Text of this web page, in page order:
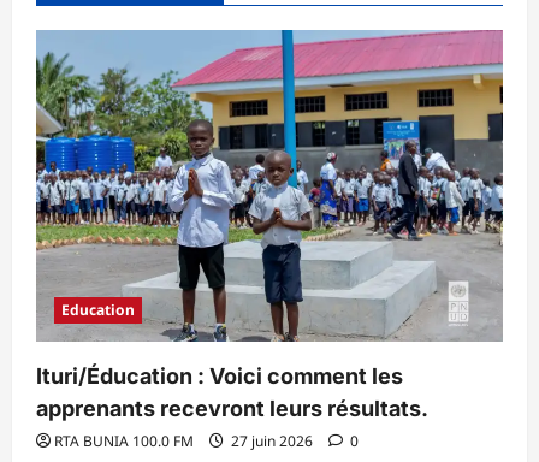
Education
Ituri/Éducation : Voici comment les
apprenants recevront leurs résultats.
RTA BUNIA 100.0 FM 27 juin 2026 0